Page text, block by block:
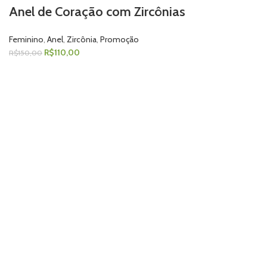
Anel de Coração com Zircônias
Feminino Anel Zircônia Promoção
R$150,00 R$110,00